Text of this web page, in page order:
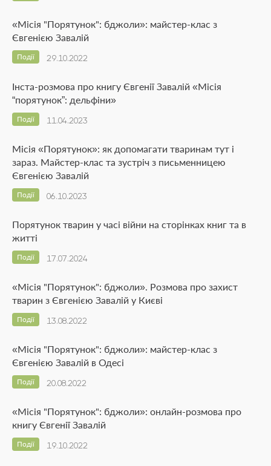
«Місія "Порятунок": бджоли»: майстер-клас з
Євгенією Завалій
29.10.2022
Події
Інста-розмова про книгу Євгенії Завалій «Місія
“порятунок”: дельфіни»
11.04.2023
Події
Місія «Порятунок»: як допомагати тваринам тут і
зараз. Майстер-клас та зустріч з письменницею
Євгенією Завалій
06.10.2023
Події
Порятунок тварин у часі війни на сторінках книг та в
житті
17.07.2024
Події
«Місія "Порятунок": бджоли». Розмова про захист
тварин з Євгенією Завалій у Києві
13.08.2022
Події
«Місія "Порятунок": бджоли»: майстер-клас з
Євгенією Завалій в Одесі
20.08.2022
Події
«Місія "Порятунок": бджоли»: онлайн-розмова про
книгу Євгенії Завалій
19.10.2022
Події